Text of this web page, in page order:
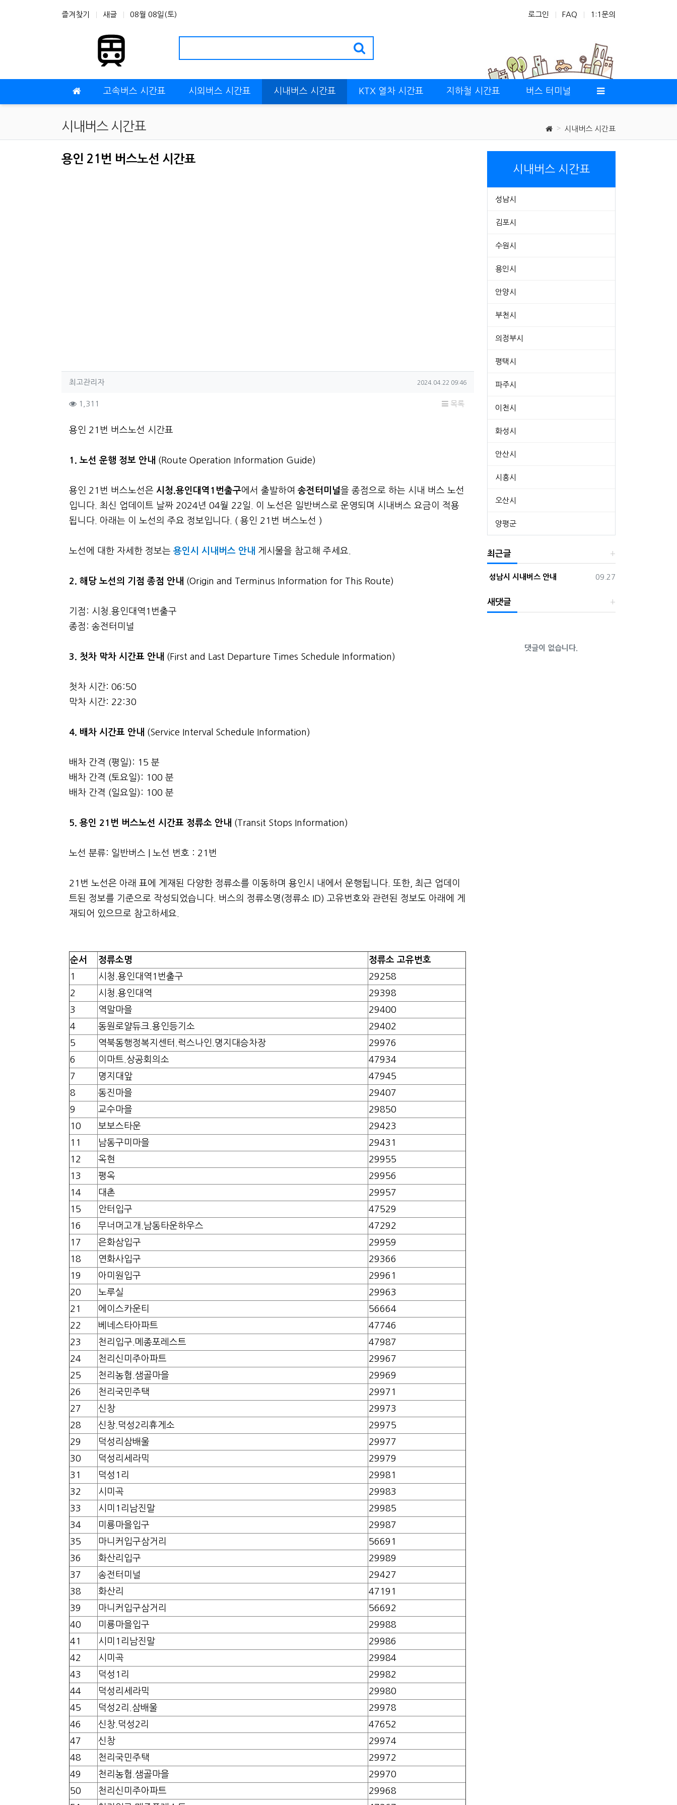
즐겨찾기 새글 08월 08일(토) 로그인 FAQ 1:1문의
고속버스 시간표 시외버스 시간표 시내버스 시간표 KTX 열차 시간표 지하철 시간표 버스 터미널
시내버스 시간표 시내버스 시간표
용인 21번 버스노선 시간표
작성자 정보
최고관리자작성 작성일
2024.04.22 09:46
컨텐츠 정보
1,311 목록
본문
용인 21번 버스노선 시간표
1. 노선 운행 정보 안내 (Route Operation Information Guide)
용인 21번 버스노선은 시청.용인대역1번출구에서 출발하여 송전터미널을 종점으로 하는 시내 버스 노선
입니다. 최신 업데이트 날짜 2024년 04월 22일. 이 노선은 일반버스로 운영되며 시내버스 요금이 적용
됩니다. 아래는 이 노선의 주요 정보입니다. ( 용인 21번 버스노선 )
노선에 대한 자세한 정보는 용인시 시내버스 안내 게시물을 참고해 주세요.
2. 해당 노선의 기점 종점 안내 (Origin and Terminus Information for This Route)
기점: 시청.용인대역1번출구
종점: 송전터미널
3. 첫차 막차 시간표 안내 (First and Last Departure Times Schedule Information)
첫차 시간: 06:50
막차 시간: 22:30
4. 배차 시간표 안내 (Service Interval Schedule Information)
배차 간격 (평일): 15 분
배차 간격 (토요일): 100 분
배차 간격 (일요일): 100 분
5. 용인 21번 버스노선 시간표 정류소 안내 (Transit Stops Information)
노선 분류: 일반버스 | 노선 번호 : 21번
21번 노선은 아래 표에 게재된 다양한 정류소를 이동하며 용인시 내에서 운행됩니다. 또한, 최근 업데이
트된 정보를 기준으로 작성되었습니다. 버스의 정류소명(정류소 ID) 고유번호와 관련된 정보도 아래에 게
재되어 있으므로 참고하세요.
순서 정류소명
정류소 고유번호
1
시청.용인대역1번출구
29258
2
시청.용인대역
29398
3
역말마을
29400
4
동원로얄듀크.용인등기소
29402
5
역북동행정복지센터.럭스나인.명지대승차장
29976
6
이마트.상공회의소
47934
7
명지대앞
47945
8
동진마을
29407
9
교수마을
29850
10
보보스타운
29423
11
남동구미마을
29431
12
옥현
29955
13
평옥
29956
14
대촌
29957
15
안터입구
47529
16
무너머고개.남동타운하우스
47292
17
은화삼입구
29959
18
연화사입구
29366
19
아미원입구
29961
20
노루실
29963
21
에이스카운티
56664
22
베네스타아파트
47746
23
천리입구.메종포레스트
47987
24
천리신미주아파트
29967
25
천리농협.샘골마을
29969
26
천리국민주택
29971
27
신창
29973
28
신창.덕성2리휴게소
29975
29
덕성리삼배울
29977
30
덕성리세라믹
29979
31
덕성1리
29981
32
시미곡
29983
33
시미1리남진말
29985
34
미룡마을입구
29987
35
마니커입구삼거리
56691
36
화산리입구
29989
37
송전터미널
29427
38
화산리
47191
39
마니커입구삼거리
56692
40
미룡마을입구
29988
41
시미1리남진말
29986
42
시미곡
29984
43
덕성1리
29982
44
덕성리세라믹
29980
45
덕성2리.삼배울
29978
46
신창.덕성2리
47652
47
신창
29974
48
천리국민주택
29972
49
천리농협.샘골마을
29970
50
천리신미주아파트
29968
시내버스 시간표
성남시
김포시
수원시
용인시
안양시
부천시
의정부시
평택시
파주시
이천시
화성시
안산시
시흥시
오산시
양평군
최근글
등록일
09.27
성남시 시내버스 안내
새댓글
댓글이 없습니다.